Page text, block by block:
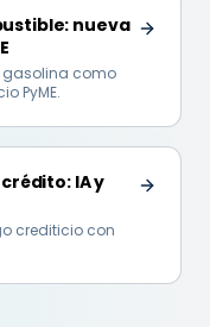
nueva
gasolina como
PyME.
crédito: IA y
crediticio con